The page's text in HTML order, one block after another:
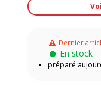
Dernier
En stock
préparé